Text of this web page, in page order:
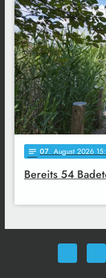
notes 07. August 2026
Bereits 54